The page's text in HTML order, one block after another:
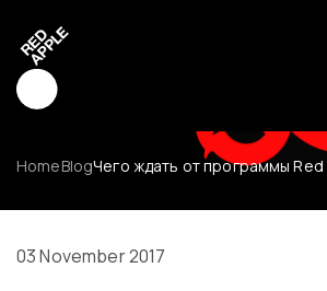
Red Apple Media
HomeBlogЧего ждать от программы Red
03 November 2017